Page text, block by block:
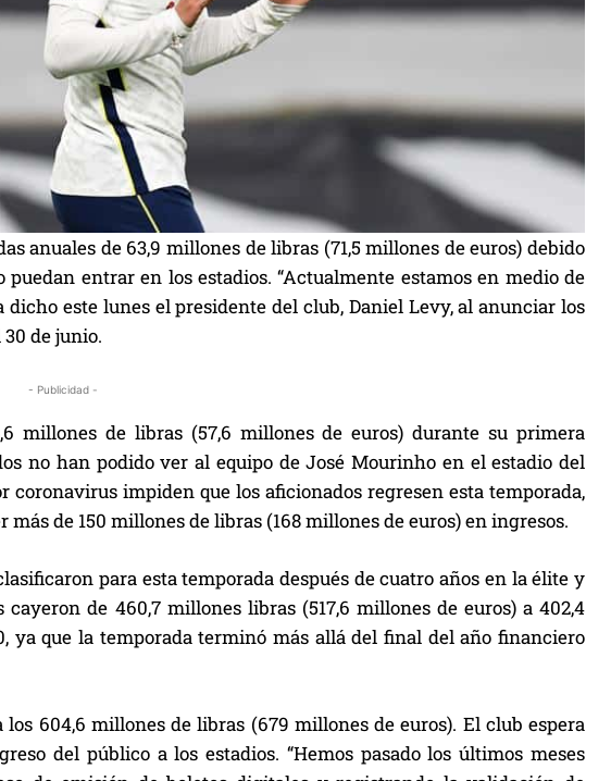
anuales de 63,9 millones de libras (71,5 millones de euros) debido
entrar en los estadios. “Actualmente estamos en medio de
este lunes el presidente del club, Daniel Levy, al anunciar los
de junio.
- Publicidad -
millones de libras (57,6 millones de euros) durante su primera
no han podido ver al equipo de José Mourinho en el estadio del
impiden que los aficionados regresen esta temporada,
de 150 millones de libras (168 millones de euros) en ingresos.
para esta temporada después de cuatro años en la élite y
de 460,7 millones libras (517,6 millones de euros) a 402,4
ya que la temporada terminó más allá del final del año financiero
604,6 millones de libras (679 millones de euros). El club espera
del público a los estadios. “Hemos pasado los últimos meses